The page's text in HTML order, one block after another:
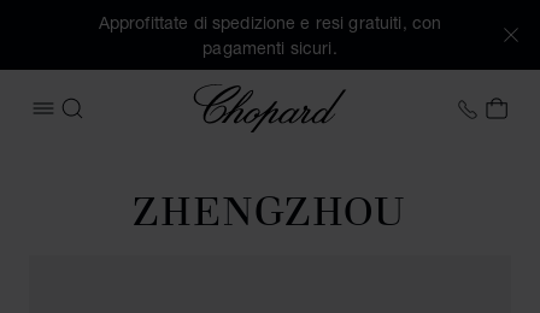
Approfittate di spedizione e resi gratuiti, con
pagamenti sicuri.
APRIRE IL MENU
CERCA
Chopard +41
IL
ZHENGZHOU